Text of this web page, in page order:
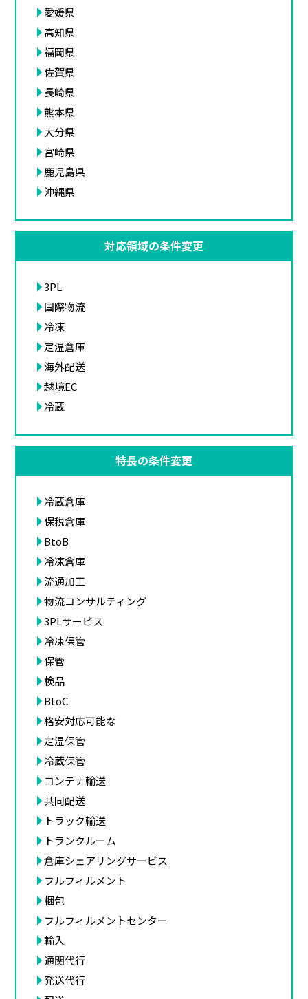
愛媛県
高知県
福岡県
佐賀県
長崎県
熊本県
大分県
宮崎県
鹿児島県
沖縄県
対応領域の条件変更
3PL
国際物流
冷凍
定温倉庫
海外配送
越境EC
冷蔵
特長の条件変更
冷蔵倉庫
保税倉庫
BtoB
冷凍倉庫
流通加工
物流コンサルティング
3PLサービス
冷凍保管
保管
検品
BtoC
格安対応可能な
定温保管
冷蔵保管
コンテナ輸送
共同配送
トラック輸送
トランクルーム
倉庫シェアリングサービス
フルフィルメント
梱包
フルフィルメントセンター
輸入
通関代行
発送代行